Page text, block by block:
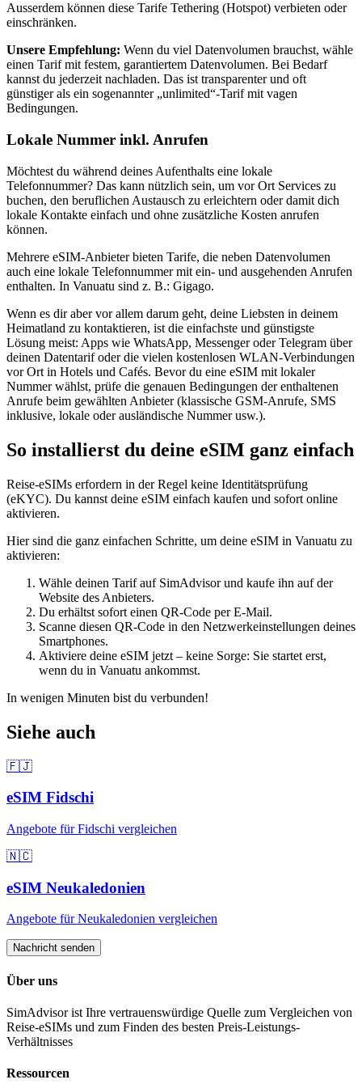
Ausserdem können diese Tarife Tethering (Hotspot) verbieten oder
einschränken.
Unsere Empfehlung: Wenn du viel Datenvolumen brauchst, wähle
einen Tarif mit festem, garantiertem Datenvolumen. Bei Bedarf
kannst du jederzeit nachladen. Das ist transparenter und oft
günstiger als ein sogenannter „unlimited“-Tarif mit vagen
Bedingungen.
Lokale Nummer inkl. Anrufen
Möchtest du während deines Aufenthalts eine lokale
Telefonnummer? Das kann nützlich sein, um vor Ort Services zu
buchen, den beruflichen Austausch zu erleichtern oder damit dich
lokale Kontakte einfach und ohne zusätzliche Kosten anrufen
können.
Mehrere eSIM-Anbieter bieten Tarife, die neben Datenvolumen
auch eine lokale Telefonnummer mit ein- und ausgehenden Anrufen
enthalten. In Vanuatu sind z. B.: Gigago.
Wenn es dir aber vor allem darum geht, deine Liebsten in deinem
Heimatland zu kontaktieren, ist die einfachste und günstigste
Lösung meist: Apps wie WhatsApp, Messenger oder Telegram über
deinen Datentarif oder die vielen kostenlosen WLAN-Verbindungen
vor Ort in Hotels und Cafés. Bevor du eine eSIM mit lokaler
Nummer wählst, prüfe die genauen Bedingungen der enthaltenen
Anrufe beim gewählten Anbieter (klassische GSM-Anrufe, SMS
inklusive, lokale oder ausländische Nummer usw.).
So installierst du deine eSIM ganz einfach
Reise-eSIMs erfordern in der Regel keine Identitätsprüfung
(eKYC). Du kannst deine eSIM einfach kaufen und sofort online
aktivieren.
Hier sind die ganz einfachen Schritte, um deine eSIM in Vanuatu zu
aktivieren:
Wähle deinen Tarif auf SimAdvisor und kaufe ihn auf der
Website des Anbieters.
Du erhältst sofort einen QR-Code per E-Mail.
Scanne diesen QR-Code in den Netzwerkeinstellungen deines
Smartphones.
Aktiviere deine eSIM jetzt – keine Sorge: Sie startet erst,
wenn du in Vanuatu ankommst.
In wenigen Minuten bist du verbunden!
Siehe auch
🇫🇯
eSIM Fidschi
Angebote fürFidschi vergleichen
🇳🇨
eSIM Neukaledonien
Angebote fürNeukaledonien vergleichen
Nachricht senden
Über uns
SimAdvisor ist Ihre vertrauenswürdige Quelle zum Vergleichen von
Reise-eSIMs und zum Finden des besten Preis-Leistungs-
Verhältnisses
Ressourcen